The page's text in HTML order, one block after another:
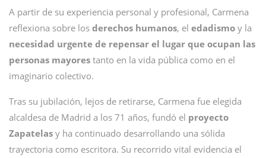
A partir de su experiencia personal y profesional, Carmena
reflexiona sobre los derechos humanos, el edadismo y la
necesidad urgente de repensar el lugar que ocupan las
personas mayores tanto en la vida pública como en el
imaginario colectivo.
Tras su jubilación, lejos de retirarse, Carmena fue elegida
alcaldesa de Madrid a los 71 años, fundó el proyecto
Zapatelas y ha continuado desarrollando una sólida
trayectoria como escritora. Su recorrido vital evidencia el